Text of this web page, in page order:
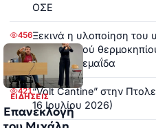
ΕΙΔΉΣΕΙΣ
Επανεκλογή
ΟΣΕ
456Ξεκινά η υλοποίηση του
υδροπονικού
στην Πτολεμαΐδα
421“Volt Cantine” στην
16 Ιουλίου 2026)